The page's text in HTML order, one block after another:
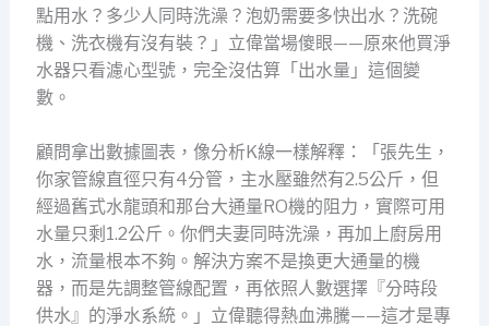
點用水？多少人同時洗澡？泡奶需要多快出水？洗碗
機、洗衣機有沒有裝？」立偉當場傻眼——原來他買淨
水器只看濾心型號，完全沒估算「出水量」這個變
數。
顧問拿出數據圖表，像分析K線一樣解釋：「張先生，
你家管線直徑只有4分管，主水壓雖然有2.5公斤，但
經過舊式水龍頭和那台大通量RO機的阻力，實際可用
水量只剩1.2公斤。你們夫妻同時洗澡，再加上廚房用
水，流量根本不夠。解決方案不是換更大通量的機
器，而是先調整管線配置，再依照人數選擇『分時段
供水』的淨水系統。」立偉聽得熱血沸騰——這才是專